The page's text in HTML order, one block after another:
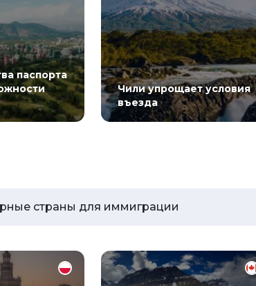
паспорта
Чили упрощает условия
въезда
страны для иммиграции